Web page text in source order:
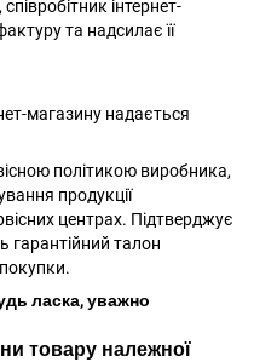
інтернет-
та надсилає її
магазину надається
політикою виробника,
продукції
центрах. Підтверджує
гарантійний талон
ласка, уважно
товару належної